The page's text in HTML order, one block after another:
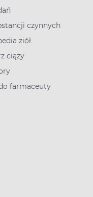
czynnych
ziół
ciąży
farmaceuty